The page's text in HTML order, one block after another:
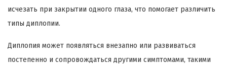
исчезать при закрытии одного глаза, что помогает различить
типы диплопии.
Диплопия может появляться внезапно или развиваться
постепенно и сопровождаться другими симптомами, такими